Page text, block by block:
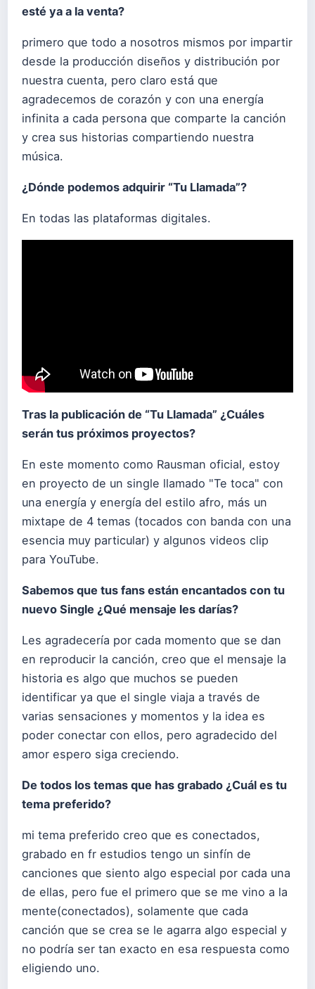
esté ya a la venta?
primero que todo a nosotros mismos por impartir
desde la producción diseños y distribución por
nuestra cuenta, pero claro está que
agradecemos de corazón y con una energía
infinita a cada persona que comparte la canción
y crea sus historias compartiendo nuestra
música.
¿Dónde podemos adquirir “Tu Llamada”?
En todas las plataformas digitales.
Tras la publicación de “Tu Llamada” ¿Cuáles
serán tus próximos proyectos?
En este momento como Rausman oficial, estoy
en proyecto de un single llamado "Te toca" con
una energía y energía del estilo afro, más un
mixtape de 4 temas (tocados con banda con una
esencia muy particular) y algunos videos clip
para YouTube.
Sabemos que tus fans están encantados con tu
nuevo Single ¿Qué mensaje les darías?
Les agradecería por cada momento que se dan
en reproducir la canción, creo que el mensaje la
historia es algo que muchos se pueden
identificar ya que el single viaja a través de
varias sensaciones y momentos y la idea es
poder conectar con ellos, pero agradecido del
amor espero siga creciendo.
De todos los temas que has grabado ¿Cuál es tu
tema preferido?
mi tema preferido creo que es conectados,
grabado en fr estudios tengo un sinfín de
canciones que siento algo especial por cada una
de ellas, pero fue el primero que se me vino a la
mente(conectados), solamente que cada
canción que se crea se le agarra algo especial y
no podría ser tan exacto en esa respuesta como
eligiendo uno.